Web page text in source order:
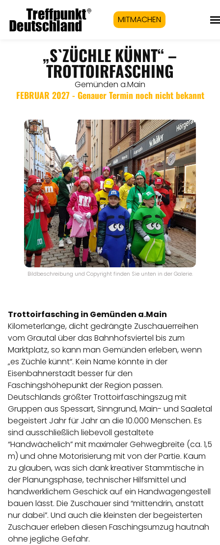
MITMACHEN
„S`ZÜCHLE KÜNNT“ –
TROTTOIRFASCHING
Gemünden a.Main
FEBRUAR 2027 - Genauer Termin noch nicht bekannt
Bildbeschreibung und Copyright finden Sie unten in der Galerie.
Trottoirfasching in Gemünden a.Main
Kilometerlange, dicht gedrängte Zuschauerreihen
vom Grautal über das Bahnhofsviertel bis zum
Marktplatz, so kann man Gemünden erleben, wenn
„es Züchle künnt“. Kein Name könnte in der
Eisenbahnerstadt besser für den
Faschingshöhepunkt der Region passen.
Deutschlands größter Trottoirfaschingszug mit
Gruppen aus Spessart, Sinngrund, Main- und Saaletal
begeistert Jahr für Jahr an die 10.000 Menschen. Es
sind ausschließlich liebevoll gestaltete
“Handwächelich” mit maximaler Gehwegbreite (ca. 1,5
m) und ohne Motorisierung mit von der Partie. Kaum
zu glauben, was sich dank kreativer Stammtische in
der Planungsphase, technischer Hilfsmittel und
handwerklichem Geschick auf ein Handwagengestell
bauen lässt. Die Zuschauer sind “mittendrin, anstatt
nur dabei”. Und auch die kleinsten der begeisterten
Zuschauer erleben diesen Faschingsumzug hautnah
ohne jegliche Gefahr.